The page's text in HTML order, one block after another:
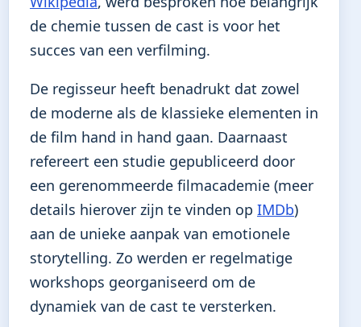
de chemie tussen de cast is voor het
succes van een verfilming.
De regisseur heeft benadrukt dat zowel
de moderne als de klassieke elementen in
de film hand in hand gaan. Daarnaast
refereert een studie gepubliceerd door
een gerenommeerde filmacademie (meer
details hierover zijn te vinden op IMDb)
aan de unieke aanpak van emotionele
storytelling. Zo werden er regelmatige
workshops georganiseerd om de
dynamiek van de cast te versterken.